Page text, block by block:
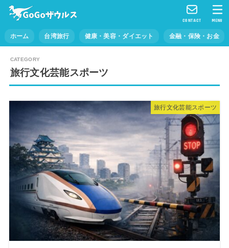
ホーム 台湾旅行 健康・美容・ダイエット 金融・保険・お金
CONTACT MENU
旅行文化芸能スポーツ
旅行文化芸能スポーツ